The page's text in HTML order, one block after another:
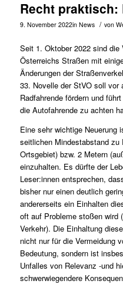
Recht praktisch:
9. November 2022in News / von
Seit 1. Oktober 2022 sind die
Österreichs Straßen mit
Änderungen der
33. Novelle der StVO soll vor
Radfahrende fördern und
die Autofahrende zu achten
Eine sehr wichtige Neuerung
seitlichen Mindestabstand zu
Ortsgebiet) bzw. 2 Metern
einzuhalten. Es dürfte der
Leser:innen entsprechen,
bisher nur einen deutlich
andererseits ein Einhalten
oft auf Probleme stoßen wird
Verkehr). Die Einhaltung
nicht nur für die Vermeidung
Bedeutung, sondern ist
Unfalles von Relevanz -und
schwerwiegendere